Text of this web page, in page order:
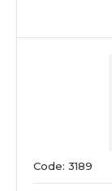
Code: 3189